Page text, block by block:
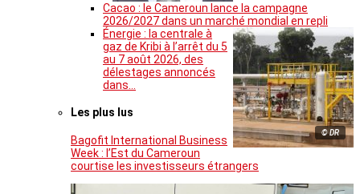
Cacao : le Cameroun lance la campagne
2026/2027 dans un marché mondial en repli
© DR
Énergie : la centrale à
gaz de Kribi à l’arrêt du 5
au 7 août 2026, des
délestages annoncés
dans…
Les plus lus
Bagofit International Business
Week : l’Est du Cameroun
courtise les investisseurs étrangers